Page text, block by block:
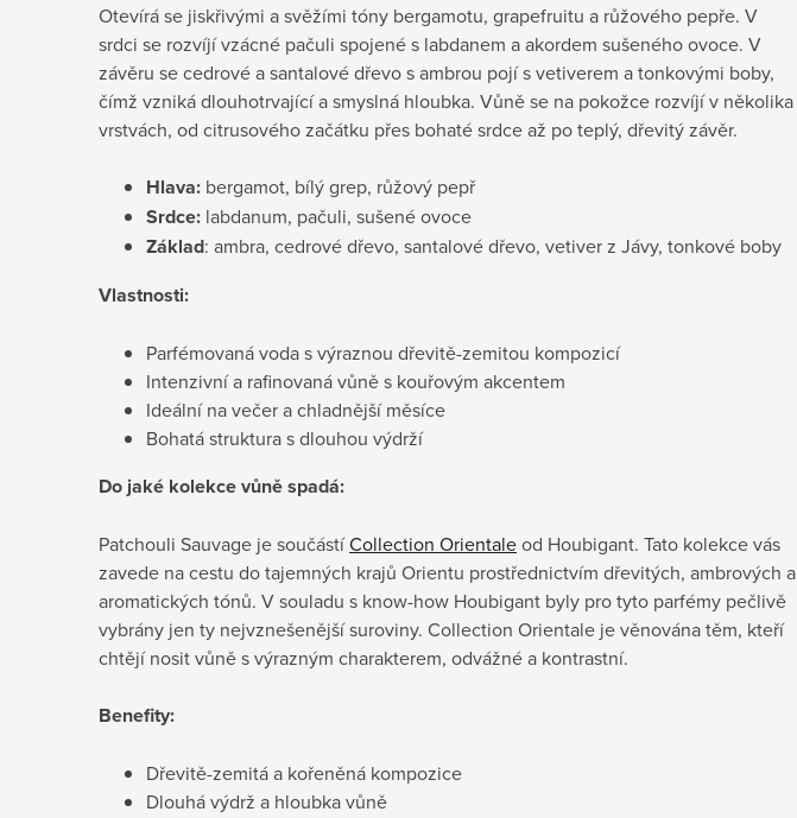
Otevírá se jiskřivými a svěžími tóny bergamotu, grapefruitu a růžového pepře. V
srdci se rozvíjí vzácné pačuli spojené s labdanem a akordem sušeného ovoce. V
závěru se cedrové a santalové dřevo s ambrou pojí s vetiverem a tonkovými boby,
čímž vzniká dlouhotrvající a smyslná hloubka. Vůně se na pokožce rozvíjí v několika
vrstvách, od citrusového začátku přes bohaté srdce až po teplý, dřevitý závěr.
Hlava: bergamot, bílý grep, růžový pepř
Srdce: labdanum, pačuli, sušené ovoce
Základ: ambra, cedrové dřevo, santalové dřevo, vetiver z Jávy, tonkové boby
Vlastnosti:
Parfémovaná voda s výraznou dřevitě-zemitou kompozicí
Intenzivní a rafinovaná vůně s kouřovým akcentem
Ideální na večer a chladnější měsíce
Bohatá struktura s dlouhou výdrží
Do jaké kolekce vůně spadá:
Patchouli Sauvage je součástíCollection Orientaleod Houbigant. Tato kolekce vás
zavede na cestu do tajemných krajů Orientu prostřednictvím dřevitých, ambrových a
aromatických tónů. V souladu s know-how Houbigant byly pro tyto parfémy pečlivě
vybrány jen ty nejvznešenější suroviny. Collection Orientale je věnována těm, kteří
chtějí nosit vůně s výrazným charakterem, odvážné a kontrastní.
Benefity:
Dřevitě-zemitá a kořeněná kompozice
Dlouhá výdrž a hloubka vůně